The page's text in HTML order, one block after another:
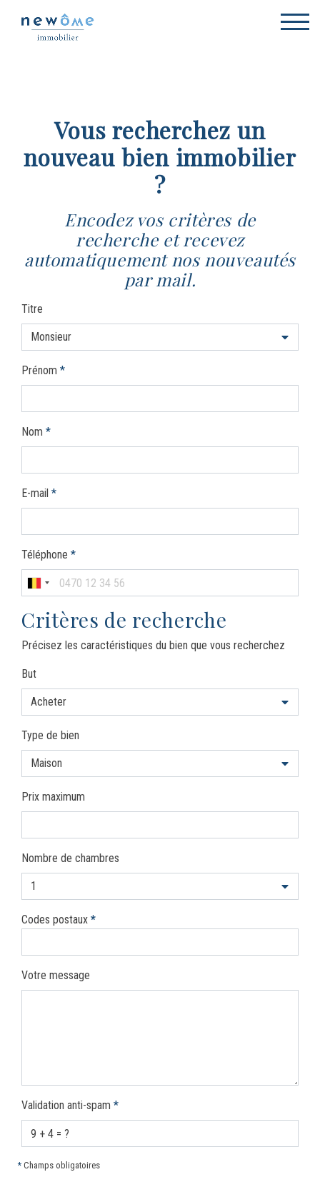
Vous recherchez un
nouveau bien immobilier
?
Encodez vos critères de
recherche et recevez
automatiquement nos nouveautés
par mail.
Titre
Monsieur
Prénom *
Nom *
E-mail *
Téléphone *
Critères de recherche
Précisez les caractéristiques du bien que vous recherchez
But
Acheter
Type de bien
Maison
Prix maximum
Nombre de chambres
1
Codes postaux *
Votre message
Validation anti-spam *
* Champs obligatoires